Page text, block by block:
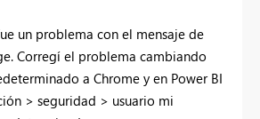
un problema con el mensaje de
Corregí el problema cambiando
a Chrome y en Power BI
> seguridad > usuario mi